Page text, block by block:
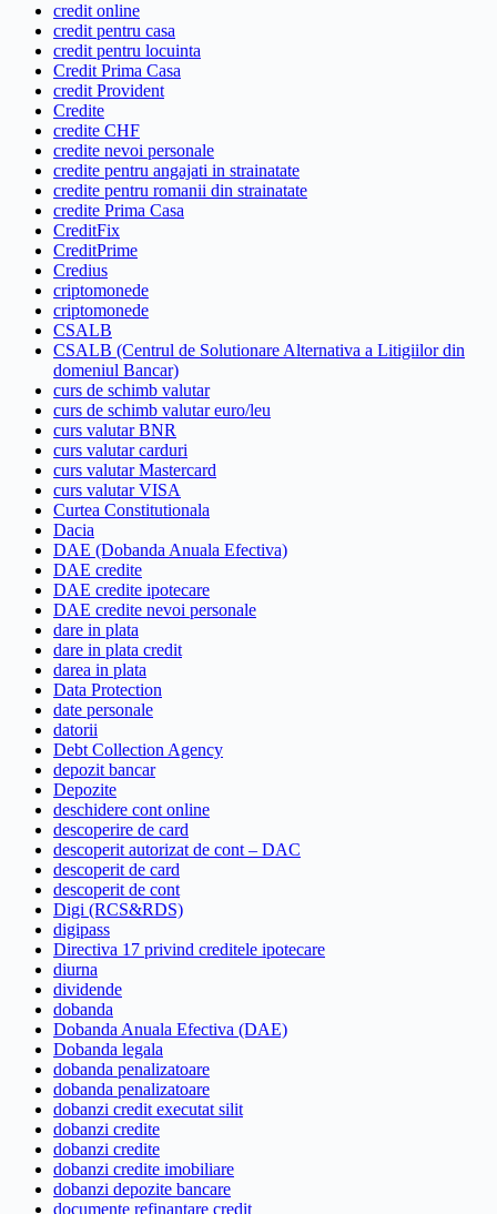
credit online
credit pentru casa
credit pentru locuinta
Credit Prima Casa
credit Provident
Credite
credite CHF
credite nevoi personale
credite pentru angajati in strainatate
credite pentru romanii din strainatate
credite Prima Casa
CreditFix
CreditPrime
Credius
criptomonede
criptomonede
CSALB
CSALB (Centrul de Solutionare Alternativa a Litigiilor din
domeniul Bancar)
curs de schimb valutar
curs de schimb valutar euro/leu
curs valutar BNR
curs valutar carduri
curs valutar Mastercard
curs valutar VISA
Curtea Constitutionala
Dacia
DAE (Dobanda Anuala Efectiva)
DAE credite
DAE credite ipotecare
DAE credite nevoi personale
dare in plata
dare in plata credit
darea in plata
Data Protection
date personale
datorii
Debt Collection Agency
depozit bancar
Depozite
deschidere cont online
descoperire de card
descoperit autorizat de cont – DAC
descoperit de card
descoperit de cont
Digi (RCS&RDS)
digipass
Directiva 17 privind creditele ipotecare
diurna
dividende
dobanda
Dobanda Anuala Efectiva (DAE)
Dobanda legala
dobanda penalizatoare
dobanda penalizatoare
dobanzi credit executat silit
dobanzi credite
dobanzi credite
dobanzi credite imobiliare
dobanzi depozite bancare
documente refinantare credit